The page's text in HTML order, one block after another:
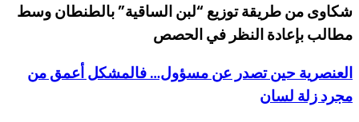
شكاوى من طريقة توزيع “لبن الساقية” بالطنطان وسط
مطالب بإعادة النظر في الحصص
العنصرية حين تصدر عن مسؤول… فالمشكل أعمق من
مجرد زلة لسان